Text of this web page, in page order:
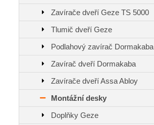
Zavírače dveří Geze TS 5000
Tlumič dveří Geze
Podlahový zavírač Dormakaba
Zavírač dveří Dormakaba
Zavírače dveří Assa Abloy
Montážní desky
Doplňky Geze